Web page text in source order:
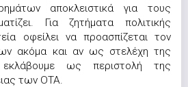
αποκλειστικά για τους
Για ζητήματα πολιτικής
οφείλει να προασπίζεται τον
ακόμα και αν ως στελέχη της
εκλάβουμε ως περιστολή της
των ΟΤΑ.